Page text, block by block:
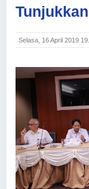
Selasa, 16 April 2019